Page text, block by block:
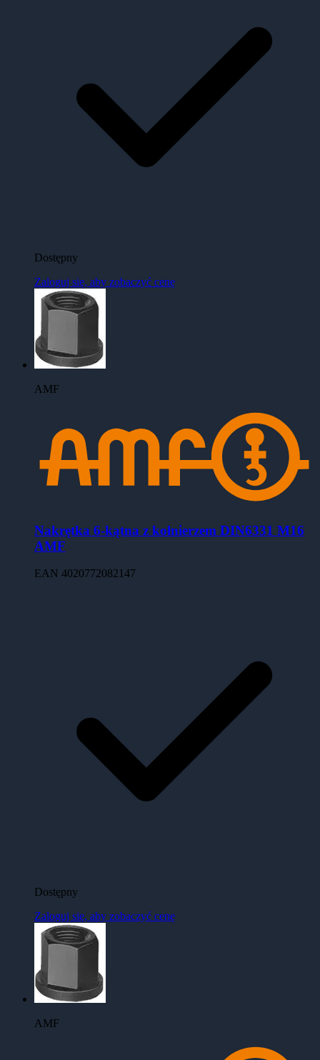
Dostępny
Zaloguj się, aby zobaczyć cenę
AMF
Nakrętka 6-kątna z kołnierzem DIN6331 M16
AMF
EAN 4020772082147
Dostępny
Zaloguj się, aby zobaczyć cenę
AMF